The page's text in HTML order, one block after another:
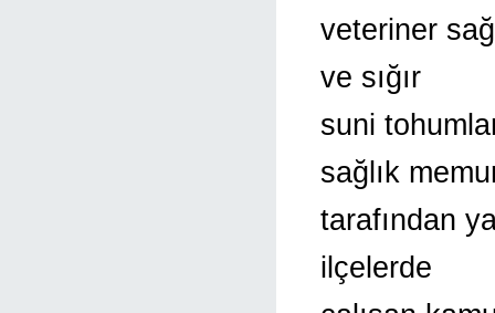
veteriner
ve sığır
suni
sağlık
tarafından
ilçelerde